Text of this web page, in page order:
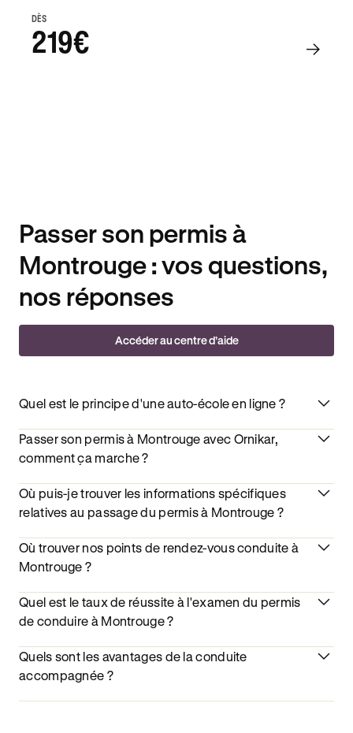
DÈS
219€
Passer son permis à
Montrouge : vos questions,
nos réponses
Accéder au centre d’aide
Quel est le principe d'une auto-école en ligne ?
Passer son permis à Montrouge avec Ornikar,
comment ça marche ?
Où puis-je trouver les informations spécifiques
relatives au passage du permis à Montrouge ?
Où trouver nos points de rendez-vous conduite à
Montrouge ?
Quel est le taux de réussite à l'examen du permis
de conduire à Montrouge ?
Quels sont les avantages de la conduite
accompagnée ?